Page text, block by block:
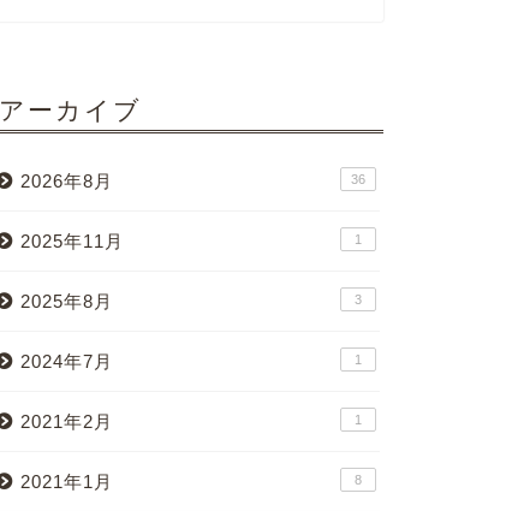
アーカイブ
2026年8月 36
2025年11月 1
2025年8月 3
2024年7月 1
2021年2月 1
2021年1月 8